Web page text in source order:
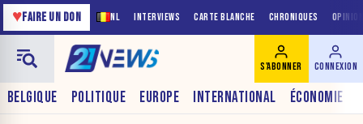
NL INTERVIEWS CARTE BLANCHE CHRONIQUES
♥FAIRE UN DON
BELGIQUE POLITIQUE EUROPE INTERNATIONAL ÉCONOMIE
S'ABONNER CONNEXION